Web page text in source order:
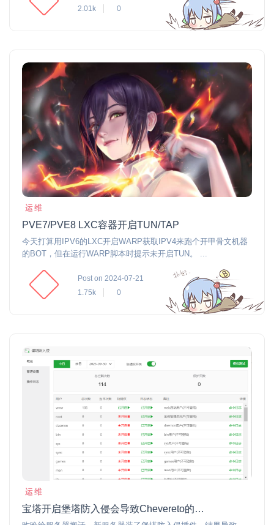
2.01k
0
运维
PVE7/PVE8 LXC容器开启TUN/TAP
今天打算用IPV6的LXC开启WARP获取IPV4来跑个开甲骨文机器
的BOT，但在运行WARP脚本时提示未开启TUN。 ...
Post on 2024-07-21
1.75k
0
运维
宝塔开启堡塔防入侵会导致Chevereto的Cron运行失败